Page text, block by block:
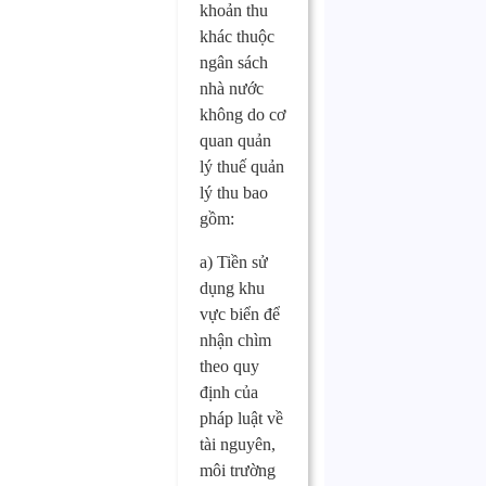
khoản thu
khác thuộc
ngân sách
nhà nước
không do cơ
quan quản
lý thuế quản
lý thu bao
gồm:
a) Tiền sử
dụng khu
vực biển để
nhận chìm
theo quy
định của
pháp luật về
tài nguyên,
môi trường